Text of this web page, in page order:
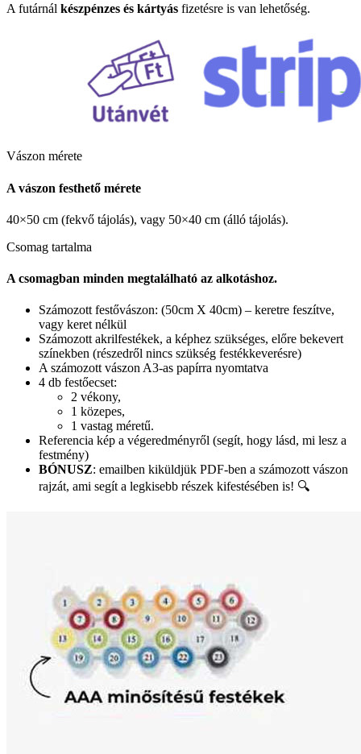
A futárnál készpénzes és kártyás fizetésre is van lehetőség.
Vászon mérete
A vászon festhető mérete
40×50 cm (fekvő tájolás), vagy 50×40 cm (álló tájolás).
Csomag tartalma
A csomagban minden megtalálható az alkotáshoz.
Számozott festővászon: (50cm X 40cm) – keretre feszítve,
vagy keret nélkül
Számozott akrilfestékek, a képhez szükséges, előre bekevert
színekben (részedről nincs szükség festékkeverésre)
A számozott vászon A3-as papírra nyomtatva
4 db festőecset:
2 vékony,
1 közepes,
1 vastag méretű.
Referencia kép a végeredményről (segít, hogy lásd, mi lesz a
festmény)
BÓNUSZ: emailben kiküldjük PDF-ben a számozott vászon
rajzát, ami segít a legkisebb részek kifestésében is! 🔍